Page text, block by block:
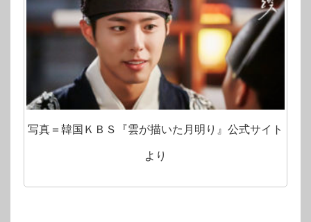
写真＝韓国ＫＢＳ『雲が描いた月明り』公式サイト
より